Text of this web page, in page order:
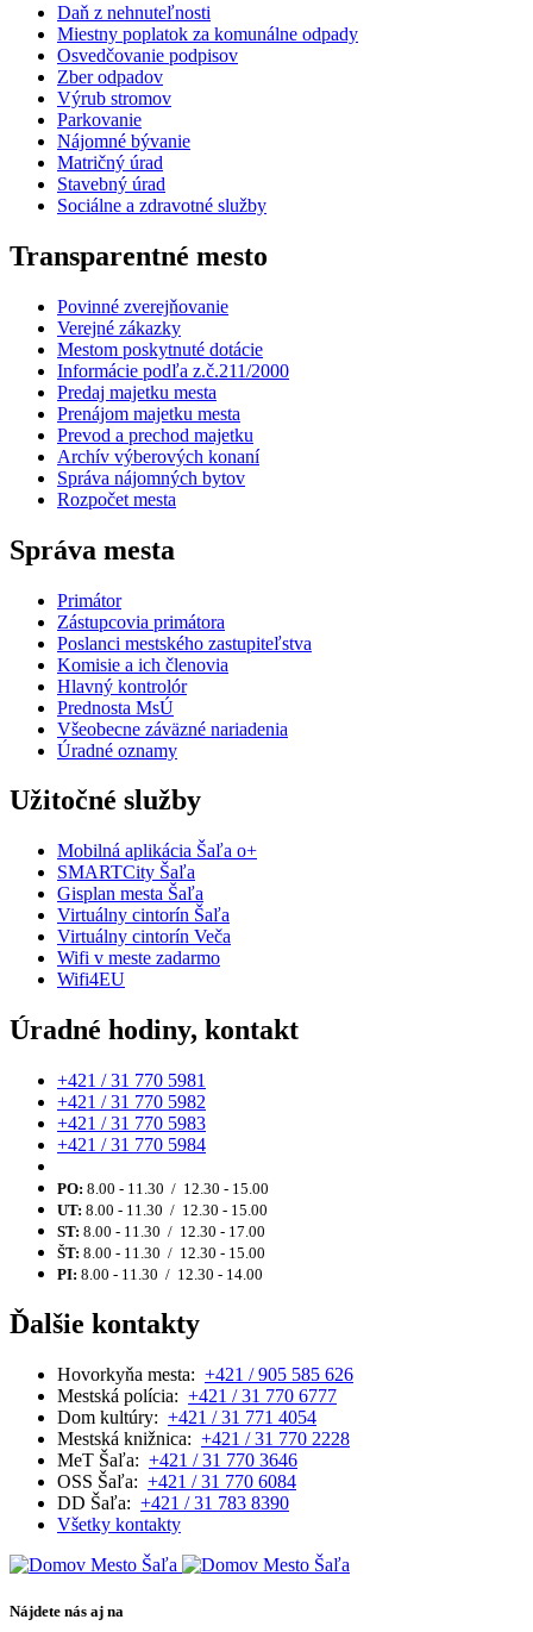
Daň z nehnuteľnosti
Miestny poplatok za komunálne odpady
Osvedčovanie podpisov
Zber odpadov
Výrub stromov
Parkovanie
Nájomné bývanie
Matričný úrad
Stavebný úrad
Sociálne a zdravotné služby
Transparentné mesto
Povinné zverejňovanie
Verejné zákazky
Mestom poskytnuté dotácie
Informácie podľa z.č.211/2000
Predaj majetku mesta
Prenájom majetku mesta
Prevod a prechod majetku
Archív výberových konaní
Správa nájomných bytov
Rozpočet mesta
Správa mesta
Primátor
Zástupcovia primátora
Poslanci mestského zastupiteľstva
Komisie a ich členovia
Hlavný kontrolór
Prednosta MsÚ
Všeobecne záväzné nariadenia
Úradné oznamy
Užitočné služby
Mobilná aplikácia Šaľa o+
SMARTCity Šaľa
Gisplan mesta Šaľa
Virtuálny cintorín Šaľa
Virtuálny cintorín Veča
Wifi v meste zadarmo
Wifi4EU
Úradné hodiny, kontakt
+421 / 31 770 5981
+421 / 31 770 5982
+421 / 31 770 5983
+421 / 31 770 5984
PO: 8.00 - 11.30 / 12.30 - 15.00
UT: 8.00 - 11.30 / 12.30 - 15.00
ST: 8.00 - 11.30 / 12.30 - 17.00
ŠT: 8.00 - 11.30 / 12.30 - 15.00
PI: 8.00 - 11.30 / 12.30 - 14.00
Ďalšie kontakty
Hovorkyňa mesta: +421 / 905 585 626
Mestská polícia: +421 / 31 770 6777
Dom kultúry: +421 / 31 771 4054
Mestská knižnica: +421 / 31 770 2228
MeT Šaľa: +421 / 31 770 3646
OSS Šaľa: +421 / 31 770 6084
DD Šaľa: +421 / 31 783 8390
Všetky kontakty
Nájdete nás aj na